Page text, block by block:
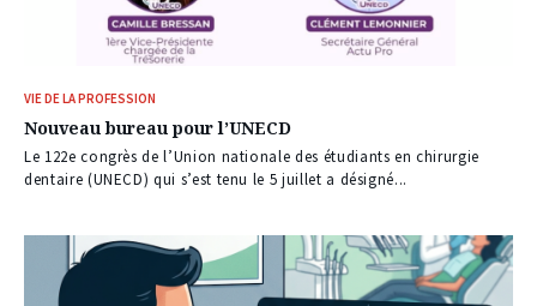
VIE DE LA PROFESSION
Nouveau bureau pour l’UNECD
Le 122e congrès de l’Union nationale des étudiants en chirurgie
dentaire (UNECD) qui s’est tenu le 5 juillet a désigné...